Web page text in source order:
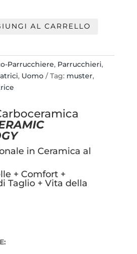
€.
49,50 €.
AL CARRELLO
Parrucchiere, Parrucchieri,
, Uomo Tag: muster,
in Ceramica al
+ Comfort +
Taglio + Vita della